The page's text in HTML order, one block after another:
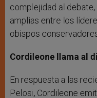
complejidad al
amplias entre los
obispos
Cordileone llama al
En respuesta a las
Pelosi, Cordileone